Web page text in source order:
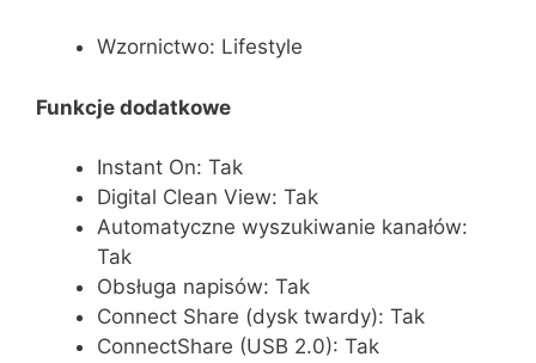
Wzornictwo: Lifestyle
Funkcje dodatkowe
Instant On: Tak
Digital Clean View: Tak
Automatyczne wyszukiwanie kanałów:
Tak
Obsługa napisów: Tak
Connect Share (dysk twardy): Tak
ConnectShare (USB 2.0): Tak